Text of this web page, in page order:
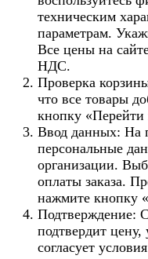
техническим
параметрам.
Все цены на
НДС.
Проверка
что все товары
кнопку
Ввод данных: На
персональные
организации.
оплаты заказа.
нажмите кнопку
Подтверждение:
подтвердит цену,
согласует